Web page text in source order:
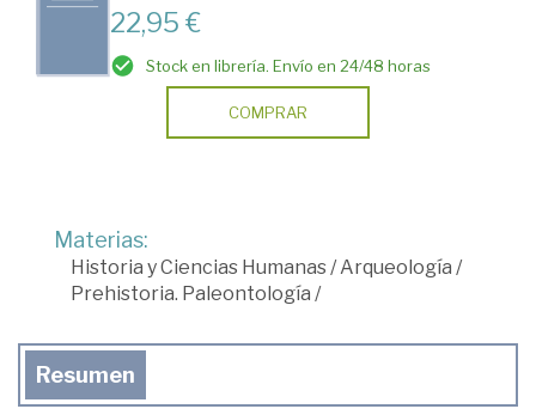
22,95 €
Stock en librería. Envío en 24/48 horas
COMPRAR
Materias:
Historia y Ciencias Humanas/Arqueología /
Prehistoria. Paleontología /
Resumen